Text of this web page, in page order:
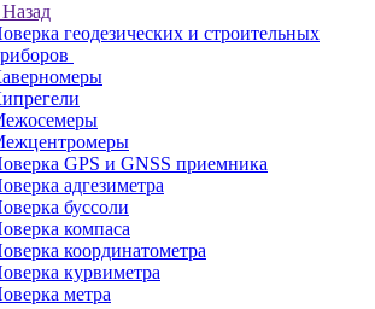
Назад
геодезических и строительных
GPS и GNSS приемника
адгезиметра
буссоли
компаса
координатометра
курвиметра
метра